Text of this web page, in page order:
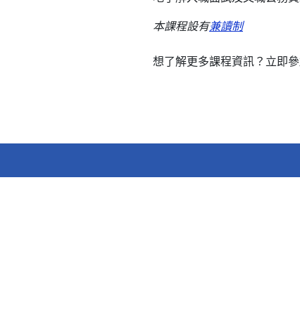
本課程設有兼讀制
想了解更多課程資訊？立即